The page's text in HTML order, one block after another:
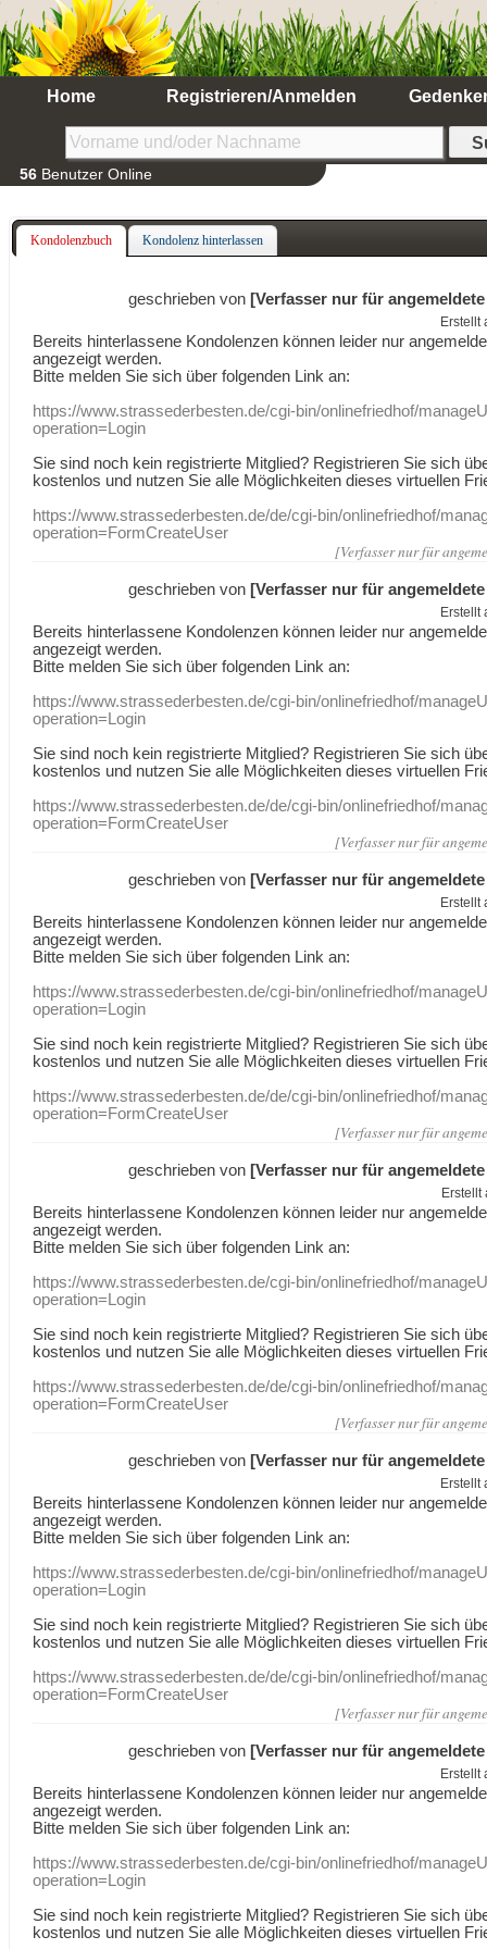
Home Registrieren/Anmelden
56 Benutzer Online
Kondolenzbuch Kondolenz hinterlassen
geschrieben von [Verfasser nur für
Erstellt
Bereits hinterlassene Kondolenzen können leider nur
angezeigt werden.
Bitte melden Sie sich über folgenden Link an:
https://www.strassederbesten.de/cgi-bin/onlinefriedhof/
operation=Login
Sie sind noch kein registrierte Mitglied? Registrieren Sie sich
kostenlos und nutzen Sie alle Möglichkeiten dieses virtuellen
https://www.strassederbesten.de/de/cgi-bin/onlinefriedhof/
operation=FormCreateUser
[Verfasser nur für
geschrieben von [Verfasser nur für
Erstellt
Bereits hinterlassene Kondolenzen können leider nur
angezeigt werden.
Bitte melden Sie sich über folgenden Link an:
https://www.strassederbesten.de/cgi-bin/onlinefriedhof/
operation=Login
Sie sind noch kein registrierte Mitglied? Registrieren Sie sich
kostenlos und nutzen Sie alle Möglichkeiten dieses virtuellen
https://www.strassederbesten.de/de/cgi-bin/onlinefriedhof/
operation=FormCreateUser
[Verfasser nur für
geschrieben von [Verfasser nur für
Erstellt
Bereits hinterlassene Kondolenzen können leider nur
angezeigt werden.
Bitte melden Sie sich über folgenden Link an:
https://www.strassederbesten.de/cgi-bin/onlinefriedhof/
operation=Login
Sie sind noch kein registrierte Mitglied? Registrieren Sie sich
kostenlos und nutzen Sie alle Möglichkeiten dieses virtuellen
https://www.strassederbesten.de/de/cgi-bin/onlinefriedhof/
operation=FormCreateUser
[Verfasser nur für
geschrieben von [Verfasser nur für
Erstellt
Bereits hinterlassene Kondolenzen können leider nur
angezeigt werden.
Bitte melden Sie sich über folgenden Link an:
https://www.strassederbesten.de/cgi-bin/onlinefriedhof/
operation=Login
Sie sind noch kein registrierte Mitglied? Registrieren Sie sich
kostenlos und nutzen Sie alle Möglichkeiten dieses virtuellen
https://www.strassederbesten.de/de/cgi-bin/onlinefriedhof/
operation=FormCreateUser
[Verfasser nur für
geschrieben von [Verfasser nur für
Erstellt
Bereits hinterlassene Kondolenzen können leider nur
angezeigt werden.
Bitte melden Sie sich über folgenden Link an:
https://www.strassederbesten.de/cgi-bin/onlinefriedhof/
operation=Login
Sie sind noch kein registrierte Mitglied? Registrieren Sie sich
kostenlos und nutzen Sie alle Möglichkeiten dieses virtuellen
https://www.strassederbesten.de/de/cgi-bin/onlinefriedhof/
operation=FormCreateUser
[Verfasser nur für
geschrieben von [Verfasser nur für
Erstellt
Bereits hinterlassene Kondolenzen können leider nur
angezeigt werden.
Bitte melden Sie sich über folgenden Link an:
https://www.strassederbesten.de/cgi-bin/onlinefriedhof/
operation=Login
Sie sind noch kein registrierte Mitglied? Registrieren Sie sich
kostenlos und nutzen Sie alle Möglichkeiten dieses virtuellen